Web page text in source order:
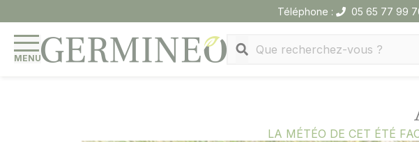
Téléphone : 05 65 77 99
MENU
LA MÉTÉO DE CET ÉTÉ